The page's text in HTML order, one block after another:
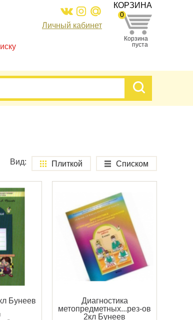
Личный кабинет
КОРЗИНА
Корзина
пуста
0
Вид: Плиткой Списком
Бунеев
Диагностика
метопредметных...рез-ов
2кл Бунеев